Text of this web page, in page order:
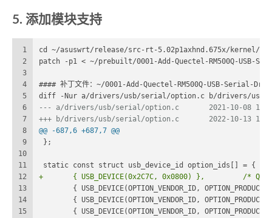
5. 添加模块支持
1
2
3
4
5
6
7
8
9
10
11
12
13
14
15
cd ~/asuswrt/release/src-rt-5.02p1axhnd.675x/kernel/
patch -p1 < ~/prebuilt/0001-Add-Quectel-RM500Q-USB-
#### 补丁文件：~/0001-Add-Quectel-RM500Q-USB-Serial-
diff -Nur a/drivers/usb/serial/option.c b/drivers/usb/
--- a/drivers/usb/serial/
+++ b/drivers/usb/serial/
@@ -687,6 +687,7 @@
};
static const struct usb_device_id option_ids[] = {
+	{
{ USB_DEVICE(OPTION_VENDOR_ID,
{ USB_DEVICE(OPTION_VENDOR_ID,
{ USB_DEVICE(OPTION_VENDOR_ID,